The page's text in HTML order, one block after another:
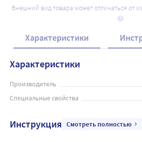
Внешний вид товара может отличаться от
Характеристики
Характеристики
Производитель
Специальные свойства
Инструкция Смотреть полностью